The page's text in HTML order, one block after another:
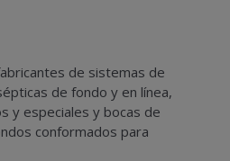
de sistemas de
de fondo y en línea,
y especiales y bocas de
conformados para